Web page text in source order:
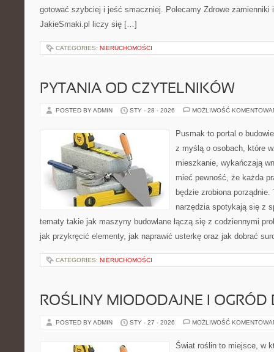
gotować szybciej i jeść smaczniej. Polecamy Zdrowe zamienniki
JakieSmaki.pl liczy się […]
CATEGORIES: NIERUCHOMOŚCI
PYTANIA OD CZYTELNIKÓW
POSTED BY ADMIN STY - 28 - 2026 MOŻLIWOŚĆ
Pusmak to portal o
z myślą o osobach, które
mieszkanie, wykańczają
mieć pewność, że każda
będzie zrobiona
narzędzia spotykają się z
tematy takie jak maszyny budowlane łączą się z codziennymi
jak przykręcić elementy, jak naprawić usterkę oraz jak dobrać
CATEGORIES: NIERUCHOMOŚCI
ROŚLINY MIODODAJNE I
POSTED BY ADMIN STY - 27 - 2026 MOŻLIWOŚĆ
Świat roślin to miejsce, w